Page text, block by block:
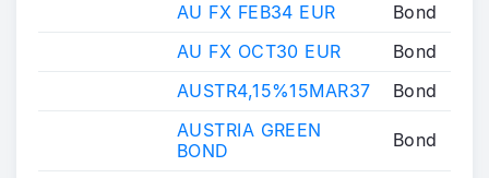
AU FX FEB34 EUR
Bond
AU FX OCT30 EUR
Bond
AUSTR4,15%15MAR37
Bond
AUSTRIA GREEN
BOND
Bond